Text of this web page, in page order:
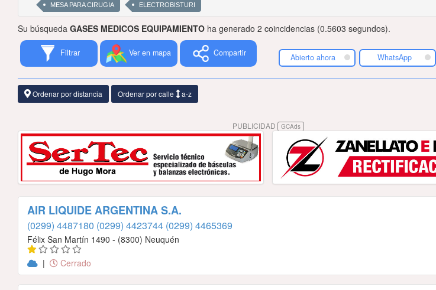
MESA PARA CIRUGIA ELECTROBISTURI
Su búsqueda GASES MEDICOS EQUIPAMIENTO ha generado 2 coincidencias (0.5603 segundos).
Filtrar Ver en mapa Compartir Abierto ahora WhatsApp
Ordenar por distancia Ordenar por calle a-z
PUBLICIDAD GCAds
AIR LIQUIDE ARGENTINA S.A.
(0299) 4487180 (0299) 4423744 (0299) 4465369
Félix San Martín 1490 - (8300) Neuquén
|
Cerrado